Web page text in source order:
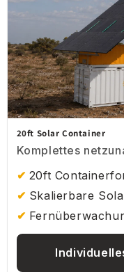
20ft Solar Container
Komplettes
20ft
Skalierbare